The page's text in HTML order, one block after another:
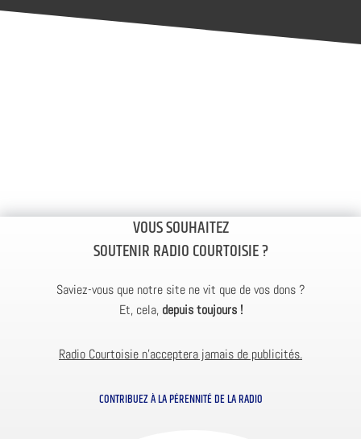
VOUS SOUHAITEZ
SOUTENIR RADIO COURTOISIE ?
Saviez-vous que notre site ne vit que de vos dons ?
Et, cela, depuis toujours !
Radio Courtoisie n’acceptera jamais de publicités.
CONTRIBUEZ À LA PÉRENNITÉ DE LA RADIO